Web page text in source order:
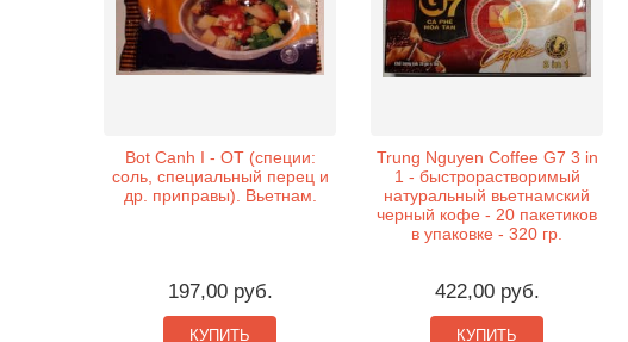
Bot Canh I - OT (специи:
соль, специальный перец и
др. приправы). Вьетнам.
197,00 руб.
КУПИТЬ
Trung Nguyen Coffee G7 3 in
1 - быстрорастворимый
натуральный вьетнамский
черный кофе - 20 пакетиков
в упаковке - 320 гр.
422,00 руб.
КУПИТЬ